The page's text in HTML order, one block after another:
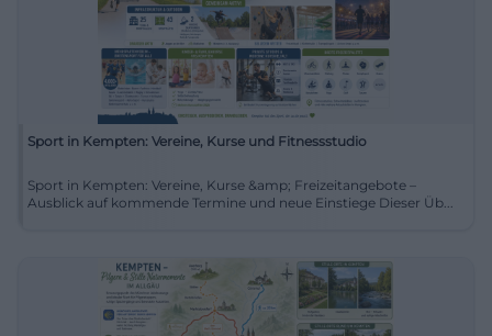
Sport in Kempten: Vereine, Kurse und Fitnessstudio
Sport in Kempten: Vereine, Kurse &amp; Freizeitangebote –
Ausblick auf kommende Termine und neue Einstiege Dieser Üb...